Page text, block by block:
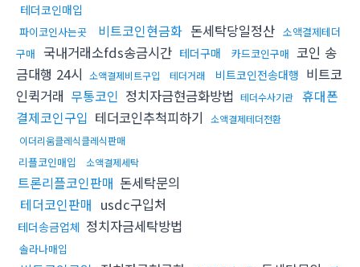
테더코인매입
파이코인사는곳 비트코인현금화 돈세탁당일정산 소액결제테더
구매 국내거래소fds송금시간 테더구매 카드코인구매 코인 송
금대행 24시 소액결제비트구입 테더거래 비트코인전송대행 비트코
인퀵거래 무통코인 정치자금현금화방법 테더수사기관
휴대폰
결제코인구입 테더코인추척피하기
소액결제테더전환
이더리움클레식클레식판매
리플코인매입 소액결제세탁
트론리플코인판매 돈세탁문의
테더코인판매 usdc구입처
테더송금업체 정치자금세탁방법
솔라나매입